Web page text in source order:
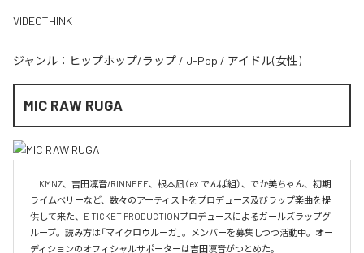
VIDEOTHINK
ジャンル： ヒップホップ/ラップ / J-Pop / アイドル(女性)
MIC RAW RUGA
KMNZ、吉田凜音/RINNEEE、根本凪（ex.でんぱ組）、でか美ちゃん、初期
ライムベリーなど、数々のアーティストをプロデュース及びラップ楽曲を提
供して来た、E TICKET PRODUCTIONプロデュースによるガールズラップグ
ループ。読み方は「マイクロウルーガ」。メンバーを募集しつつ活動中。オー
ディションのオフィシャルサポーターは吉田凜音がつとめた。